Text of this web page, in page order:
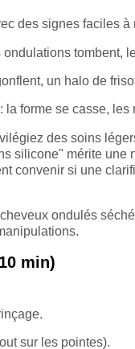
des signes faciles à
ondulations tombent,
un halo de
: la forme se casse,
des soins
silicone" mérite
convenir si une
ondulés
min)
sur les pointes).